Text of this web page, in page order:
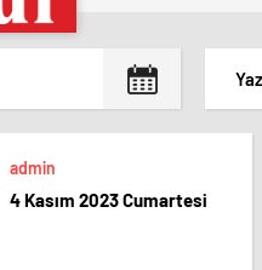
admin
4 Kasım 2023 Cumartesi